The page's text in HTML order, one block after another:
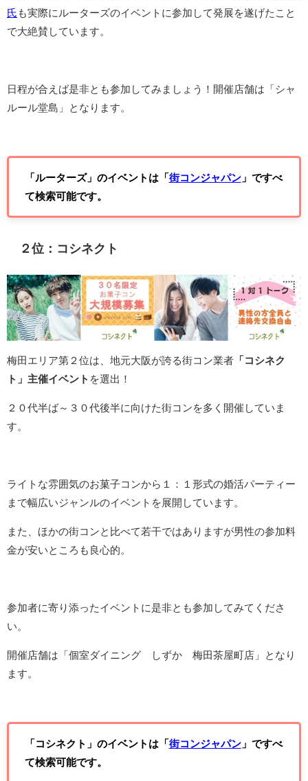
氏 も実際にルーターズのイベントに参加して発展を遂げたこと
で大絶賛しています。
日程が合えば是非とも参加してみましょう！開催店舗は「シャ
ルール堂島」となります。
「ルーターズ」のイベントは「 街コンジャパン」ですべ
て検索可能です。
２位：コシネクト
梅田エリア第２位は、地元大阪が誇る街コン業者 「コシネク
ト」主催イベント を選出！
２０代半ば～３０代後半に向けた街コンを多く開催していま
す。
ライトな雰囲気のお菓子コンから１：１形式の婚活パーティー
まで幅広いジャンルのイベントを展開しています。
また、ほかの街コンと比べて若干ではありますが男性の参加料
金が安いところも良心的。
参加者に寄り添ったイベントに是非とも参加してみてくださ
い。
開催店舗は「個室ダイニング しずか 梅田茶屋町店」となり
ます。
「コシネクト」のイベントは「街コンジャパン」ですべ
て検索可能です。